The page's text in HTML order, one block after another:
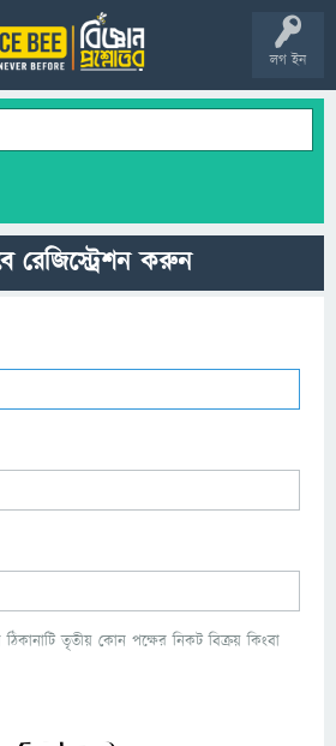
লগ ইন
রেজিস্ট্রেশন করুন
তৃতীয় কোন পক্ষের নিকট বিক্রয় কিংবা